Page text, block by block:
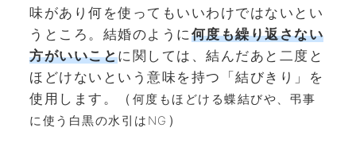
味があり何を使ってもいいわけではないとい
うところ。結婚のように 何度も繰り返さない
方がいいことに関しては、結んだあと二度と
ほどけないという意味を持つ「結びきり」を
使用します。（ 何度もほどける蝶結びや、弔事
に使う白黒の水引はNG ）